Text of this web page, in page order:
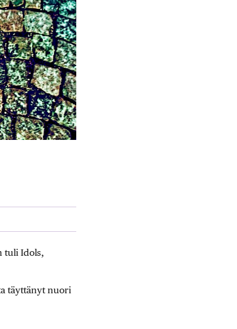
tuli Idols,
täyttänyt nuori